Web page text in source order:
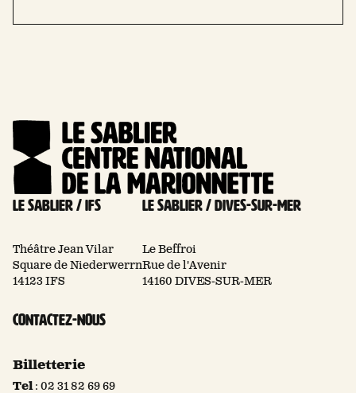
Le Sablier / Ifs
Théâtre Jean Vilar
Square de Niederwerrn
14123 IFS
Le Sablier / Dives-sur-mer
Le Beffroi
Rue de l'Avenir
14160 DIVES-SUR-MER
Contactez-nous
Billetterie
Tel: 02 31 82 69 69